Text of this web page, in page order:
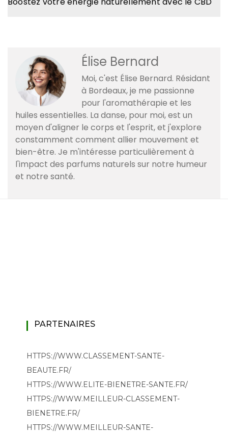
Élise Bernard
Moi, c'est Élise Bernard. Résidant
à Bordeaux, je me passionne
pour l'aromathérapie et les
huiles essentielles. La danse, pour moi, est un
moyen d'aligner le corps et l'esprit, et j'explore
constamment comment allier mouvement et
bien-être. Je m'intéresse particulièrement à
l'impact des parfums naturels sur notre humeur
et notre santé.
PARTENAIRES
HTTPS://WWW.CLASSEMENT-SANTE-
BEAUTE.FR/
HTTPS://WWW.ELITE-BIENETRE-SANTE.FR/
HTTPS://WWW.MEILLEUR-CLASSEMENT-
BIENETRE.FR/
HTTPS://WWW.MEILLEUR-SANTE-